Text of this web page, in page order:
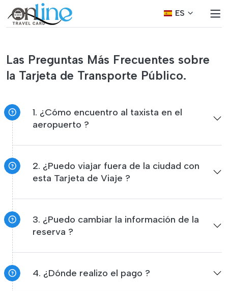
ES
Las Preguntas Más Frecuentes sobre
la Tarjeta de Transporte Público.
1. ¿Cómo encuentro al taxista en el
aeropuerto ?
2. ¿Puedo viajar fuera de la ciudad con
esta Tarjeta de Viaje ?
3. ¿Puedo cambiar la información de la
reserva ?
4. ¿Dónde realizo el pago ?